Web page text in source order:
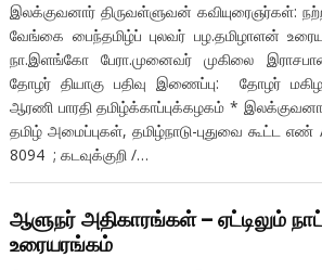
இலக்குவனார் திருவள்ளுவன் கவியுரைஞர்கள்:
வேங்கை பைந்தமிழ்ப் புலவர் பழ.தமிழாளன்
நா.இளங்கோ பேரா.முனைவர் முகிலை
தோழர் தியாகு பதிவு இணைப்பு: தோழர்
ஆரணி பாரதி தமிழ்க்காப்புக்கழகம் *
தமிழ் அமைப்புகள், தமிழ்நாடு-புதுவை கூட்ட
8094 ; கடவுக்குறி /…
ஆளுநர் அதிகாரங்கள் – ஏட்டிலும்
உரையரங்கம்